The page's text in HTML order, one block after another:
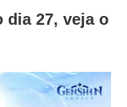
dia 27, veja o